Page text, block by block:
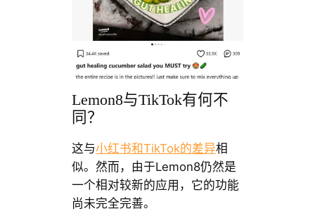
Lemon8与TikTok有何不
同？
这与小红书和TikTok的差异相
似。然而，由于Lemon8仍然是
一个相对较新的应用，它的功能
尚未完全完善。